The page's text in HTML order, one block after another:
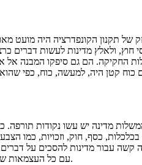
של תקנון הקונפדרציה היה מועט
חוץ, ולאלץ מדינות לעשות דברים
החקיקה. הם גם סיפקו המבנה
כוח קטן היה, למעשה, כוח, כפי
מדינה יש עשו נקודות תורפה.
בכלכלות, כסף, חוק, וזכויות, כמו
קשה עבור מדינות להסכים על
עם כל העצמאות של מדינה, התבררו חולשה גדולה.